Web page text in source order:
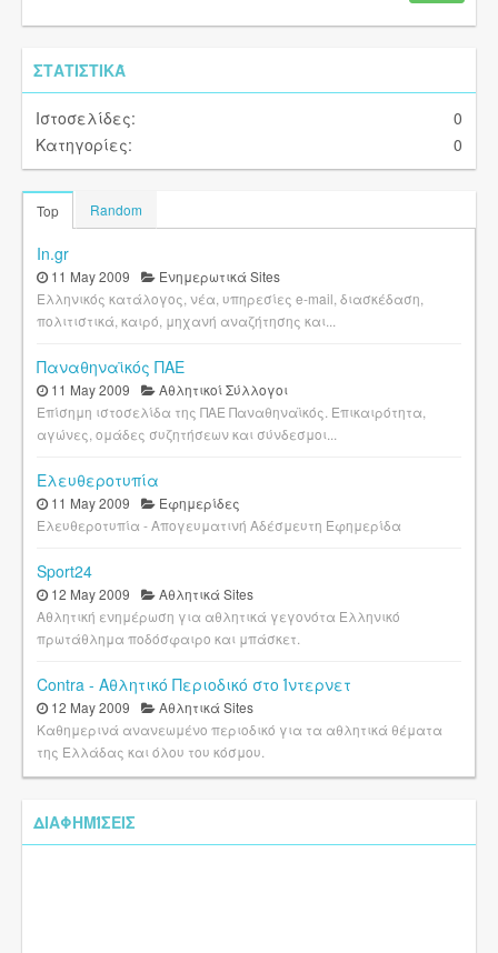
ΣΤΑΤΙΣΤΙΚΆ
Ιστοσελίδες:
0
Κατηγορίες:
0
Top Random
In.gr
11 May 2009
Ενημερωτικά Sites
Ελληνικός κατάλογος, νέα, υπηρεσίες e-mail, διασκέδαση,
πολιτιστικά, καιρό, μηχανή αναζήτησης και...
Παναθηναϊκός ΠΑΕ
11 May 2009
Αθλητικοί Σύλλογοι
Επίσημη ιστοσελίδα της ΠΑΕ Παναθηναϊκός. Επικαιρότητα,
αγώνες, ομάδες συζητήσεων και σύνδεσμοι...
Ελευθεροτυπία
11 May 2009
Εφημερίδες
Ελευθεροτυπία - Απογευματινή Αδέσμευτη Εφημερίδα
Sport24
12 May 2009
Αθλητικά Sites
Αθλητική ενημέρωση για αθλητικά γεγονότα Ελληνικό
πρωτάθλημα ποδόσφαιρο και μπάσκετ.
Contra - Αθλητικό Περιοδικό στο Ίντερνετ
12 May 2009
Αθλητικά Sites
Καθημερινά ανανεωμένο περιοδικό για τα αθλητικά θέματα
της Ελλάδας και όλου του κόσμου.
ΔΙΑΦΗΜΊΣΕΙΣ